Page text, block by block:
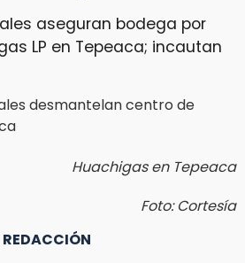
aseguran bodega por
LP en Tepeaca; incautan
Huachigas en Tepeaca
Foto: Cortesía
REDACCIÓN